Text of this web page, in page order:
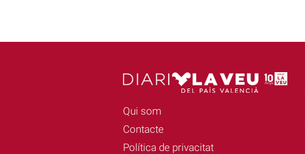
Qui som
Contacte
Política de privacitat